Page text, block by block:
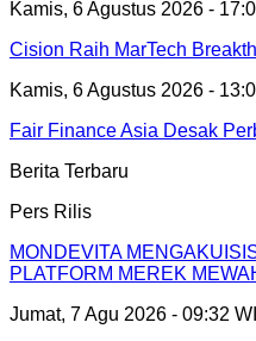
Kamis, 6 Agustus 2026 -
Cision Raih MarTech
Kamis, 6 Agustus 2026 -
Fair Finance Asia Desak
Berita Terbaru
Pers Rilis
MONDEVITA
PLATFORM MEREK
Jumat, 7 Agu 2026 - 09:32